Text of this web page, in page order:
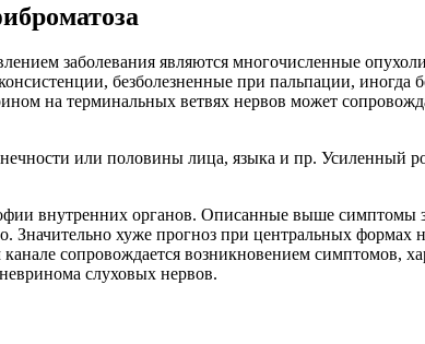
заболевания являются многочисленные
безболезненные при пальпации,
на терминальных ветвях нервов может
или половины лица, языка и пр. Усиленный
внутренних органов. Описанные выше симптомы
Значительно хуже прогноз при центральных
сопровождается возникновением симптомов,
слуховых нервов.